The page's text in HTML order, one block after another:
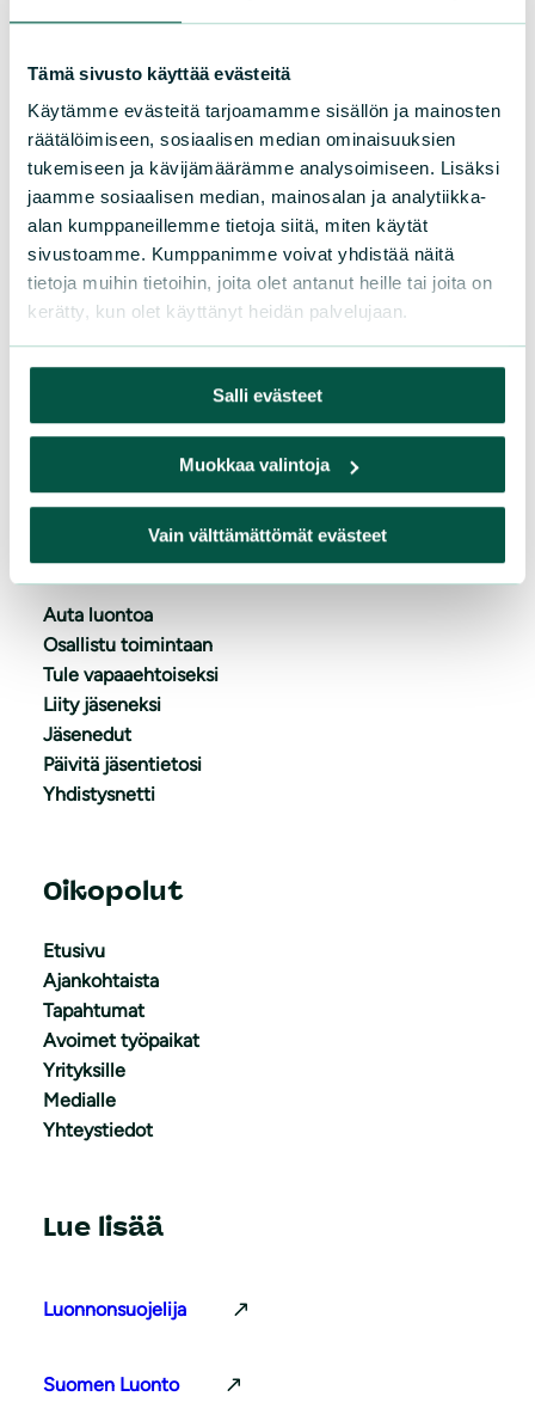
Tämä sivusto käyttää evästeitä
Käytämme evästeitä tarjoamamme sisällön ja mainosten
räätälöimiseen, sosiaalisen median ominaisuuksien
tukemiseen ja kävijämäärämme analysoimiseen. Lisäksi
jaamme sosiaalisen median, mainosalan ja analytiikka-
alan kumppaneillemme tietoja siitä, miten käytät
sivustoamme. Kumppanimme voivat yhdistää näitä
tietoja muihin tietoihin, joita olet antanut heille tai joita on
kerätty, kun olet käyttänyt heidän palvelujaan.
Salli evästeet
Muokkaa valintoja
Vain välttämättömät evästeet
Suomen luonnonsuojeluliitto
00580 Helsinki
Asiakaspalvelu
Puh. 09 228 08210 (arkisin 9-15)
jasenasiat@sll.fi
Tule mukaan
Auta luontoa
Osallistu toimintaan
Tule vapaaehtoiseksi
Liity jäseneksi
Jäsenedut
Päivitä jäsentietosi
Yhdistysnetti
Oikopolut
Etusivu
Ajankohtaista
Tapahtumat
Avoimet työpaikat
Yrityksille
Medialle
Yhteystiedot
Lue lisää
Luonnonsuojelija
Suomen Luonto